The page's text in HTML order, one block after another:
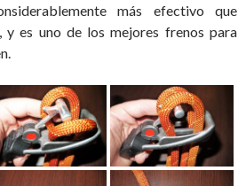
más efectivo que
y es uno de los mejores frenos para